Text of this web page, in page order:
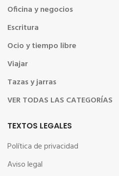
Oficina y negocios
Escritura
Ocio y tiempo libre
Viajar
Tazas y jarras
VER TODAS LAS CATEGORÍAS
TEXTOS LEGALES
Política de privacidad
Aviso legal